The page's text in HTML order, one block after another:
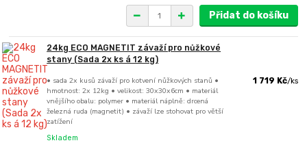
Přidat do košíku
24kg ECO MAGNETIT závaží pro nůžkové
stany (Sada 2x ks á 12 kg)
• sada 2x kusů závaží pro kotvení nůžkových stanů •
hmotnost: 2x 12kg • velikost: 30x30x6cm • materiál
vnějšího obalu: polymer • materiál náplně: drcená
železná ruda (magnetit) • závaží lze stohovat pro větší
zatížení
1 719 Kč/ks
Skladem